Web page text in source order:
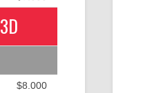
$8.000